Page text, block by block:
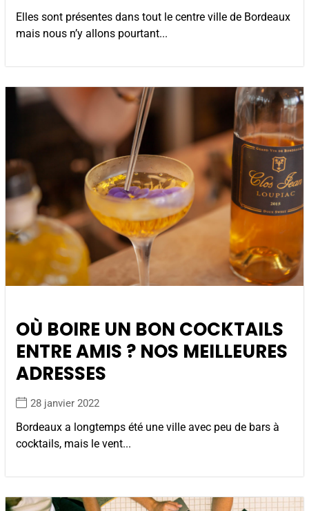
Elles sont présentes dans tout le centre ville de Bordeaux
mais nous n’y allons pourtant...
OÙ BOIRE UN BON COCKTAILS
ENTRE AMIS ? NOS MEILLEURES
ADRESSES
28 janvier 2022
Bordeaux a longtemps été une ville avec peu de bars à
cocktails, mais le vent...